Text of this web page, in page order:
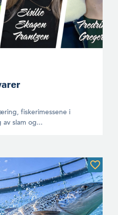
fiskerimessene i
slam og...